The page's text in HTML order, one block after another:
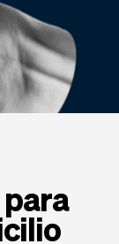
para